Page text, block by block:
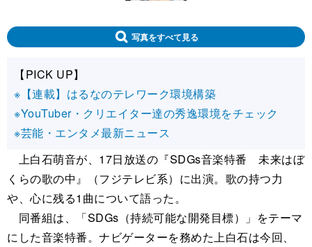
写真をすべて見る
【PICK UP】
※【連載】はるなのテレワーク環境構築
※YouTuber・クリエイター達の秀逸環境をチェック
※芸能・エンタメ最新ニュース
上白石萌音が、17日放送の『SDGs音楽特番 未来はぼ
くらの歌の中』（フジテレビ系）に出演。歌の持つ力
や、心に残る1曲について語った。
同番組は、「SDGs（持続可能な開発目標）」をテーマ
にした音楽特番。ナビゲーターを務めた上白石は今回、